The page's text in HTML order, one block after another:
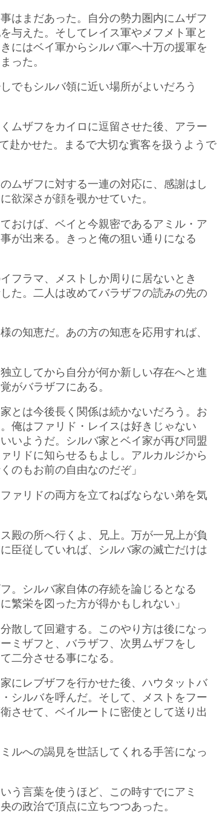
はまだあった。自分の勢力圏内にムザフ
与えた。そしてレイス軍やメフメト軍と
にはベイ軍からシルバ軍へ十万の援軍を
った。
でもシルバ領に近い場所がよいだろう
ムザフをカイロに逗留させた後、アラー
赴かせた。まるで大切な賓客を扱うようで
ムザフに対する一連の対応に、感謝はし
欲深さが顔を覗かせていた。
ておけば、ベイと今親密であるアミル・ア
が出来る。きっと俺の狙い通りになる
フラマ、メストしか周りに居ないとき
た。二人は改めてバラザフの読みの先の
の知恵だ。あの方の知恵を応用すれば、
立してから自分が何か新しい存在へと進
がバラザフにある。
家とは今後長く関係は続かないだろう。お
俺はファリド・レイスは好きじゃない
いようだ。シルバ家とベイ家が再び同盟
リドに知らせるもよし。アルカルジから
のもお前の自由なのだぞ」
ァリドの両方を立てねばならない弟を気
ス殿の所へ行くよ、兄上。万が一兄上が負
臣従していれば、シルバ家の滅亡だけは
フ。シルバ家自体の存続を論じるとなる
繁栄を図った方が得かもしれない」
散して回避する。このやり方は後になっ
ミザフと、バラザフ、次男ムザフをし
二分させる事になる。
にレブザフを行かせた後、ハウタットバ
シルバを呼んだ。そして、メストをフー
させて、ベイルートに密使として送り出
ミルへの謁見を世話してくれる手筈になっ
う言葉を使うほど、この時すでにアミ
の政治で頂点に立ちつつあった。